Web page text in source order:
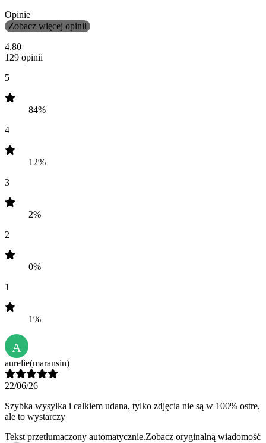
Opinie
Zobacz więcej opinii
4.80
129 opinii
5
84%
4
12%
3
2%
2
0%
1
1%
A
aurelie(maransin)
22/06/26
Szybka wysyłka i całkiem udana, tylko zdjęcia nie są w 100% ostre,
ale to wystarczy
Tekst przetłumaczony automatycznie.Zobacz oryginalną wiadomość